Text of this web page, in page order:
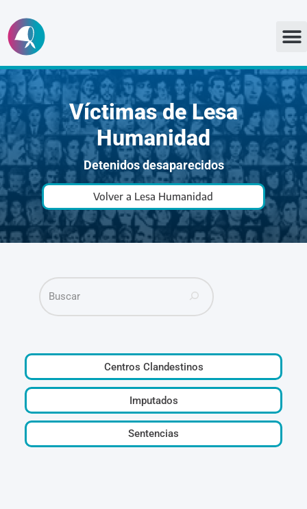
Ir
al
contenido
Víctimas de Lesa
Humanidad
Detenidos desaparecidos
Volver a Lesa Humanidad
Centros Clandestinos
Imputados
Sentencias